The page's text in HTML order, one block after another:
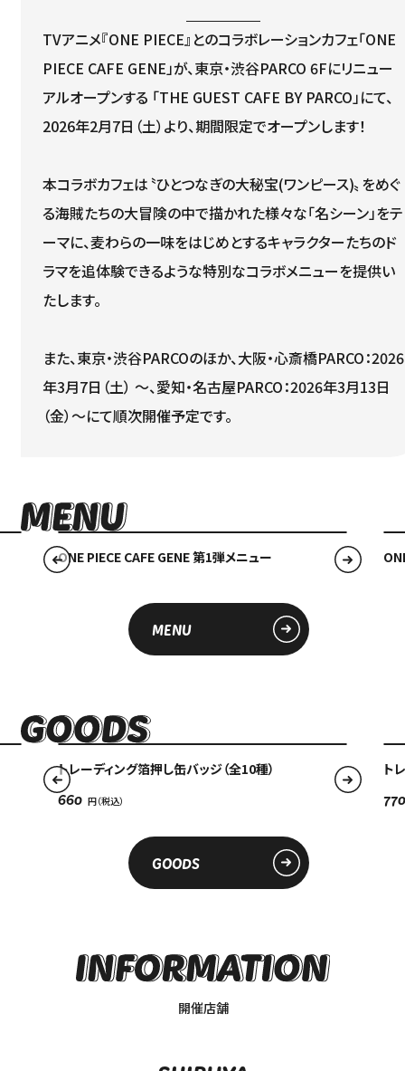
TVアニメ『ONE PIECE』とのコラボレーションカフェ「ONE
PIECE CAFE GENE」が、東京・渋谷PARCO 6Fにリニュー
アルオープンする 「THE GUEST CAFE BY PARCO」にて、
2026年2月7日（土）より、期間限定でオープンします！
本コラボカフェは〝ひとつなぎの大秘宝(ワンピース)〟をめぐ
る海賊たちの大冒険の中で描かれた様々な「名シーン」をテ
ーマに、麦わらの一味をはじめとするキャラクターたちのド
ラマを追体験できるような特別なコラボメニューを提供い
たします。
また、東京・渋谷PARCOのほか、大阪・心斎橋PARCO：2026
年3月7日（土） ～、愛知・名古屋PARCO：2026年3月13日
（金）～にて順次開催予定です。
ONE PIECE CAFE GENE 第1弾メニュー
MENU
トレーディング箔押し缶バッジ（全10種）
660
ト
770
GOODS
開催店舗